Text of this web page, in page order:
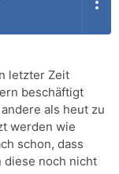
letzter Zeit
beschäftigt
als heut zu
werden wie
schon, dass
diese noch nicht